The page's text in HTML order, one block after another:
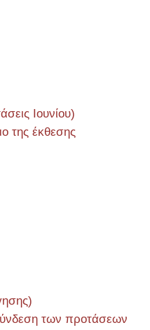
Ιουνίου)
της έκθεσης
των προτάσεων